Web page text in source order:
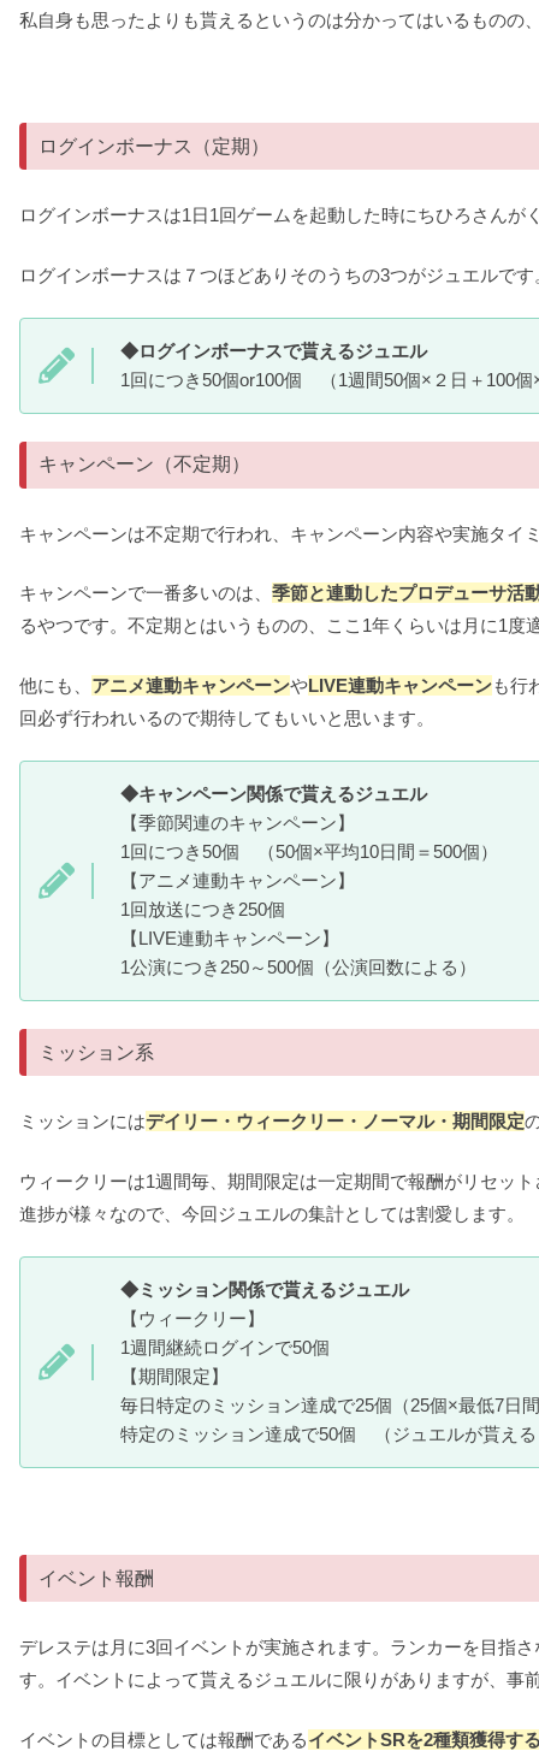
私自身も思ったよりも貰えるというのは分かってはいるもの
ログインボーナス（定期）
ログインボーナスは1日1回ゲームを起動した時にちひろさんが
ログインボーナスは７つほどありそのうちの3つがジュエルで
◆ログインボーナスで貰えるジュエル
1回につき50個or100個 （1週間50個×２日＋100個
キャンペーン（不定期）
キャンペーンは不定期で行われ、キャンペーン内容や実施タイ
キャンペーンで一番多いのは、 季節と連動したプロデューサ活
るやつです。不定期とはいうものの、ここ1年くらいは月に1
他にも、 アニメ連動キャンペーンやLIVE連動キャンペーンも行
回必ず行われいるので期待してもいいと思います。
◆キャンペーン関係で貰えるジュエル
【季節関連のキャンペーン】
1回につき50個 （50個×平均10日間＝500個）
【アニメ連動キャンペーン】
1回放送につき250個
【LIVE連動キャンペーン】
1公演につき250～500個（公演回数による）
ミッション系
ミッションにはデイリー・ウィークリー・ノーマル・期間限定
ウィークリーは1週間毎、期間限定は一定期間で報酬がリセッ
進捗が様々なので、今回ジュエルの集計としては割愛します。
◆ミッション関係で貰えるジュエル
【ウィークリー】
1週間継続ログインで50個
【期間限定】
毎日特定のミッション達成で25個（25個×最低7日
特定のミッション達成で50個 （ジュエルが貰え
イベント報酬
デレステは月に3回イベントが実施されます。ランカーを目指
す。イベントによって貰えるジュエルに限りがありますが、
イベントの目標としては報酬であるイベントSRを2種類獲得す